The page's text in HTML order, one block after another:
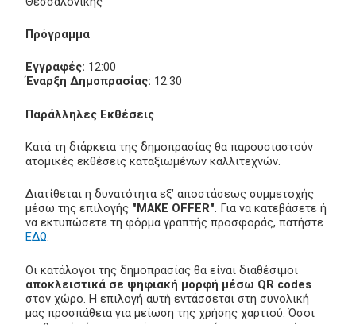
Πρόγραμμα
Εγγραφές: 12:00
Έναρξη Δημοπρασίας: 12:30
Παράλληλες Εκθέσεις
Κατά τη διάρκεια της δημοπρασίας θα παρουσιαστούν
ατομικές εκθέσεις καταξιωμένων καλλιτεχνών.
Διατίθεται η δυνατότητα εξ’ αποστάσεως συμμετοχής
μέσω της επιλογής "MAKE OFFER". Για να κατεβάσετε ή
να εκτυπώσετε τη φόρμα γραπτής προσφοράς, πατήστε
ΕΔΩ.
Οι κατάλογοι της δημοπρασίας θα είναι διαθέσιμοι
αποκλειστικά σε ψηφιακή μορφή μέσω QR codes
στον χώρο. Η επιλογή αυτή εντάσσεται στη συνολική
μας προσπάθεια για μείωση της χρήσης χαρτιού. Όσοι